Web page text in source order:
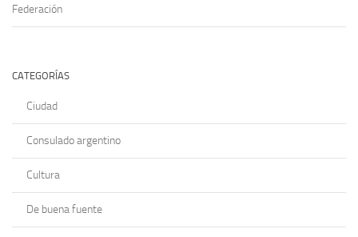
Federación
CATEGORÍAS
Ciudad
Consulado argentino
Cultura
De buena fuente